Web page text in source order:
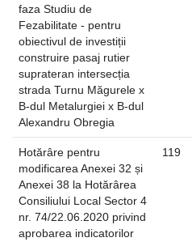
faza Studiu de
Fezabilitate - pentru
obiectivul de investiții
construire pasaj rutier
suprateran intersecția
strada Turnu Măgurele x
B-dul Metalurgiei x B-dul
Alexandru Obregia
Hotărâre pentru
modificarea Anexei 32 și
Anexei 38 la Hotărârea
Consiliului Local Sector 4
nr. 74/22.06.2020 privind
aprobarea indicatorilor
119